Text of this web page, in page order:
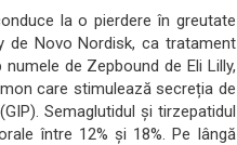
la o pierdere în greutate
de Novo Nordisk, ca tratament
de Zepbound de Eli Lilly,
care stimulează secreția de
Semaglutidul și tirzepatidul
între 12% și 18%. Pe lângă